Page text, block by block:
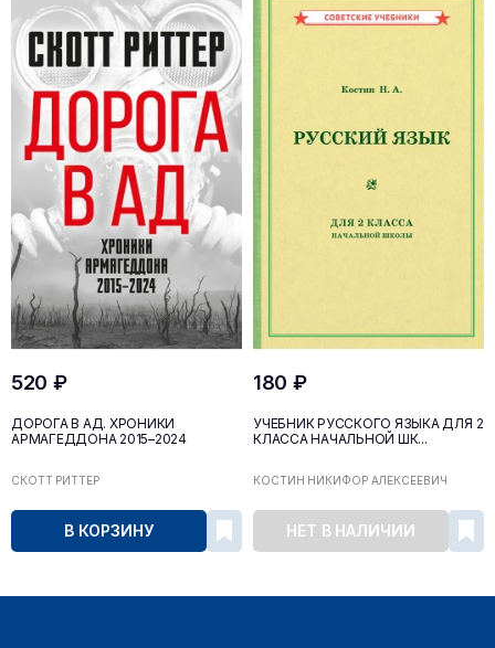
520 ₽
ДОРОГА В АД. ХРОНИКИ
АРМАГЕДДОНА 2015–2024
СКОТТ РИТТЕР
В КОРЗИНУ
180 ₽
УЧЕБНИК РУССКОГО ЯЗЫКА ДЛЯ 2
КЛАССА НАЧАЛЬНОЙ ШК...
КОСТИН НИКИФОР АЛЕКСЕЕВИЧ
НЕТ В НАЛИЧИИ